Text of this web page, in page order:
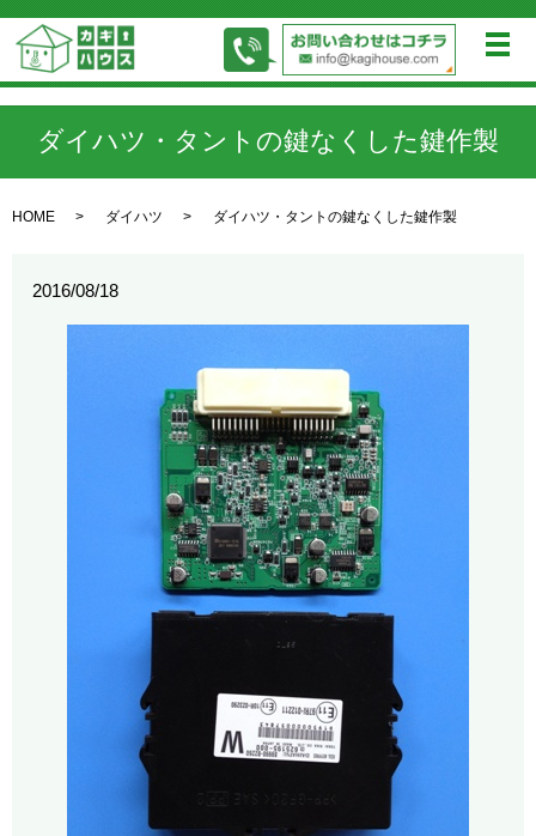
メ
ダイハツ・タントの鍵なくした鍵作製
HOME ダイハツ ダイハツ・タントの鍵なくした鍵作製
2016/08/18